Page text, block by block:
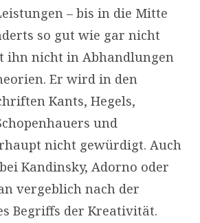
– bis in die Mitte
so gut wie gar nicht
ihn nicht in Abhandlungen
Er wird in den
Kants, Hegels,
und
nicht gewürdigt. Auch
Kandinsky, Adorno oder
vergeblich nach der
Begriffs der Kreativität.